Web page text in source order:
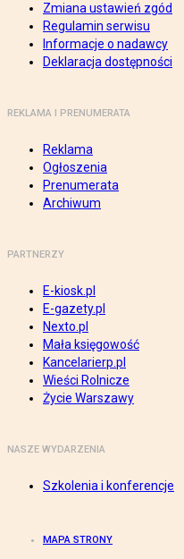
Zmiana ustawień zgód
Regulamin serwisu
Informacje o nadawcy
Deklaracja dostępności
REKLAMA I PRENUMERATA
Reklama
Ogłoszenia
Prenumerata
Archiwum
PARTNERZY
E-kiosk.pl
E-gazety.pl
Nexto.pl
Mała księgowość
Kancelarierp.pl
Wieści Rolnicze
Życie Warszawy
NASZE WYDARZENIA
Szkolenia i konferencje
MAPA STRONY